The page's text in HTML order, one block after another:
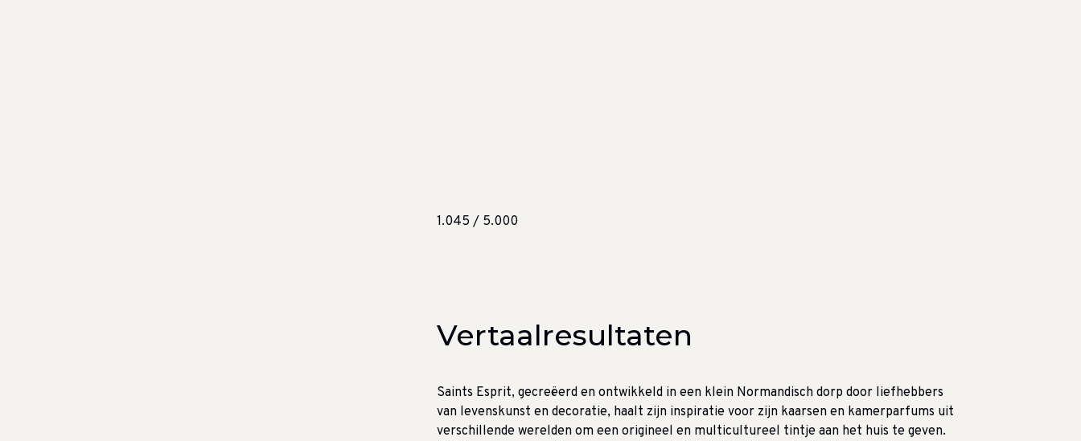
1.045 / 5.000
Vertaalresultaten
Saints Esprit, gecreëerd en ontwikkeld in een klein Normandisch dorp door liefhebbers
van levenskunst en decoratie, haalt zijn inspiratie voor zijn kaarsen en kamerparfums uit
verschillende werelden om een ​​origineel en multicultureel tintje aan het huis te geven.